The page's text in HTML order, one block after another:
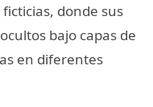
donde sus
bajo capas de
en diferentes